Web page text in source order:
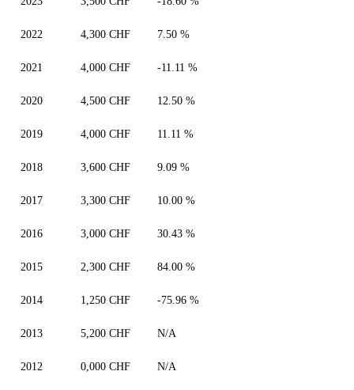
2022 4,300 CHF 7.50 %
2021 4,000 CHF -11.11 %
2020 4,500 CHF 12.50 %
2019 4,000 CHF 11.11 %
2018 3,600 CHF 9.09 %
2017 3,300 CHF 10.00 %
2016 3,000 CHF 30.43 %
2015 2,300 CHF 84.00 %
2014 1,250 CHF -75.96 %
2013 5,200 CHF N/A
2012 0,000 CHF N/A